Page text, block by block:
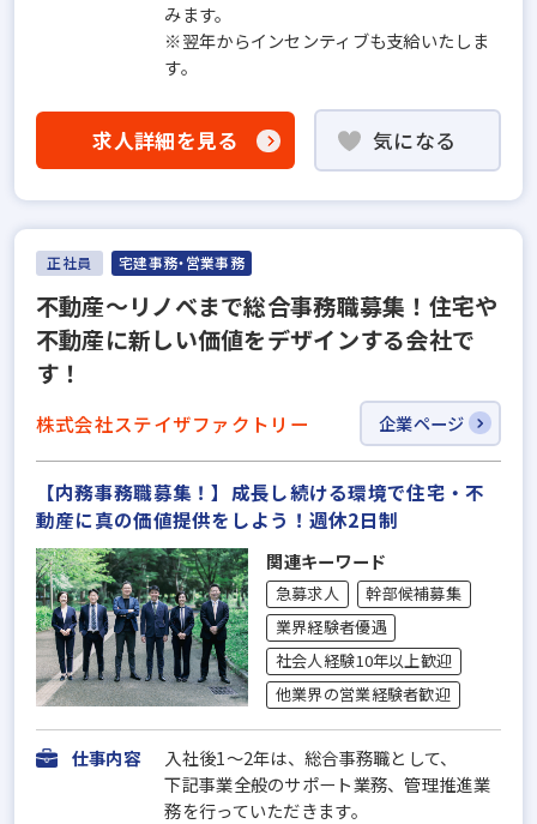
みます。
※翌年からインセンティブも支給いたしま
す。
求人詳細を見る 気になる
正社員 宅建事務・営業事務
不動産～リノベまで総合事務職募集！住宅や
不動産に新しい価値をデザインする会社で
す！
株式会社ステイザファクトリー 企業ページ
【内務事務職募集！】成長し続ける環境で住宅・不
動産に真の価値提供をしよう！週休2日制
関連キーワード
急募求人
幹部候補募集
業界経験者優遇
社会人経験10年以上歓迎
他業界の営業経験者歓迎
仕事内容
入社後1～2年は、総合事務職として、
下記事業全般のサポート業務、管理推進業
務を行っていただきます。